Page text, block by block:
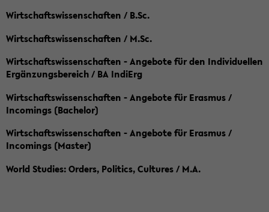
Wirtschaftswissenschaften / B.Sc.
Wirtschaftswissenschaften / M.Sc.
Wirtschaftswissenschaften - Angebote für den Individuellen
Ergänzungsbereich / BA IndiErg
Wirtschaftswissenschaften - Angebote für Erasmus /
Incomings (Bachelor)
Wirtschaftswissenschaften - Angebote für Erasmus /
Incomings (Master)
World Studies: Orders, Politics, Cultures / M.A.